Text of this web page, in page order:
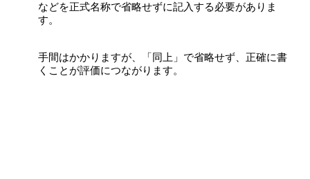
などを正式名称で省略せずに記入する必要がありま
す。
手間はかかりますが、「同上」で省略せず、正確に書
くことが評価につながります。